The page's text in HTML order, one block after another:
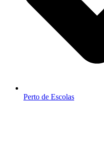
Perto de Escolas